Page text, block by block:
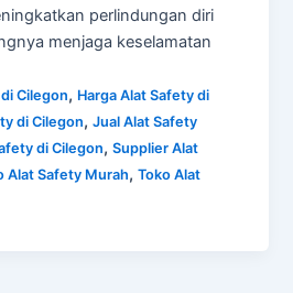
perlindungan diri
menjaga keselamatan
Cilegon, Harga Alat Safety di
di Cilegon,Jual Alat Safety
di Cilegon,Supplier Alat
Alat Safety Murah,Toko Alat